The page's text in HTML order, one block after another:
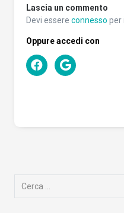
Lascia un commento
Devi essere connesso per
Oppure accedi con
Ricerca
per: